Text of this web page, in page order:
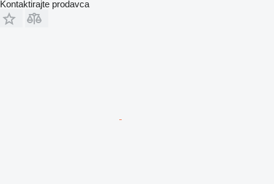
Kontaktirajte prodavca